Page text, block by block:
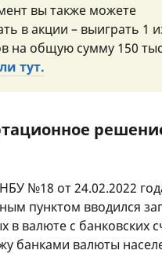
вы также можете
в акции – выиграть 1
на общую сумму 150
тут.
№18 от 24.02.2022
пунктом вводился
в валюте с банковских
банками валюты